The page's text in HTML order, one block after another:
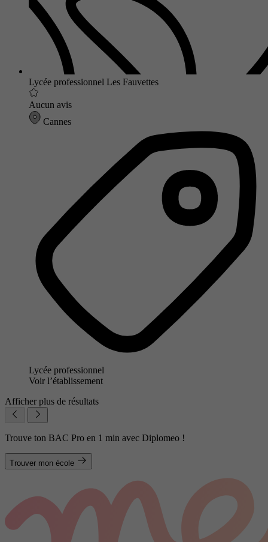
Lycée professionnel Les Fauvettes
Aucun avis
Cannes
Lycée professionnel
Voir l’établissement
Afficher plus de résultats
Trouve ton BAC Pro en 1 min avec Diplomeo !
Trouver mon école